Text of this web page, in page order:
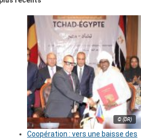
© (DR)
Coopération : vers une baisse des